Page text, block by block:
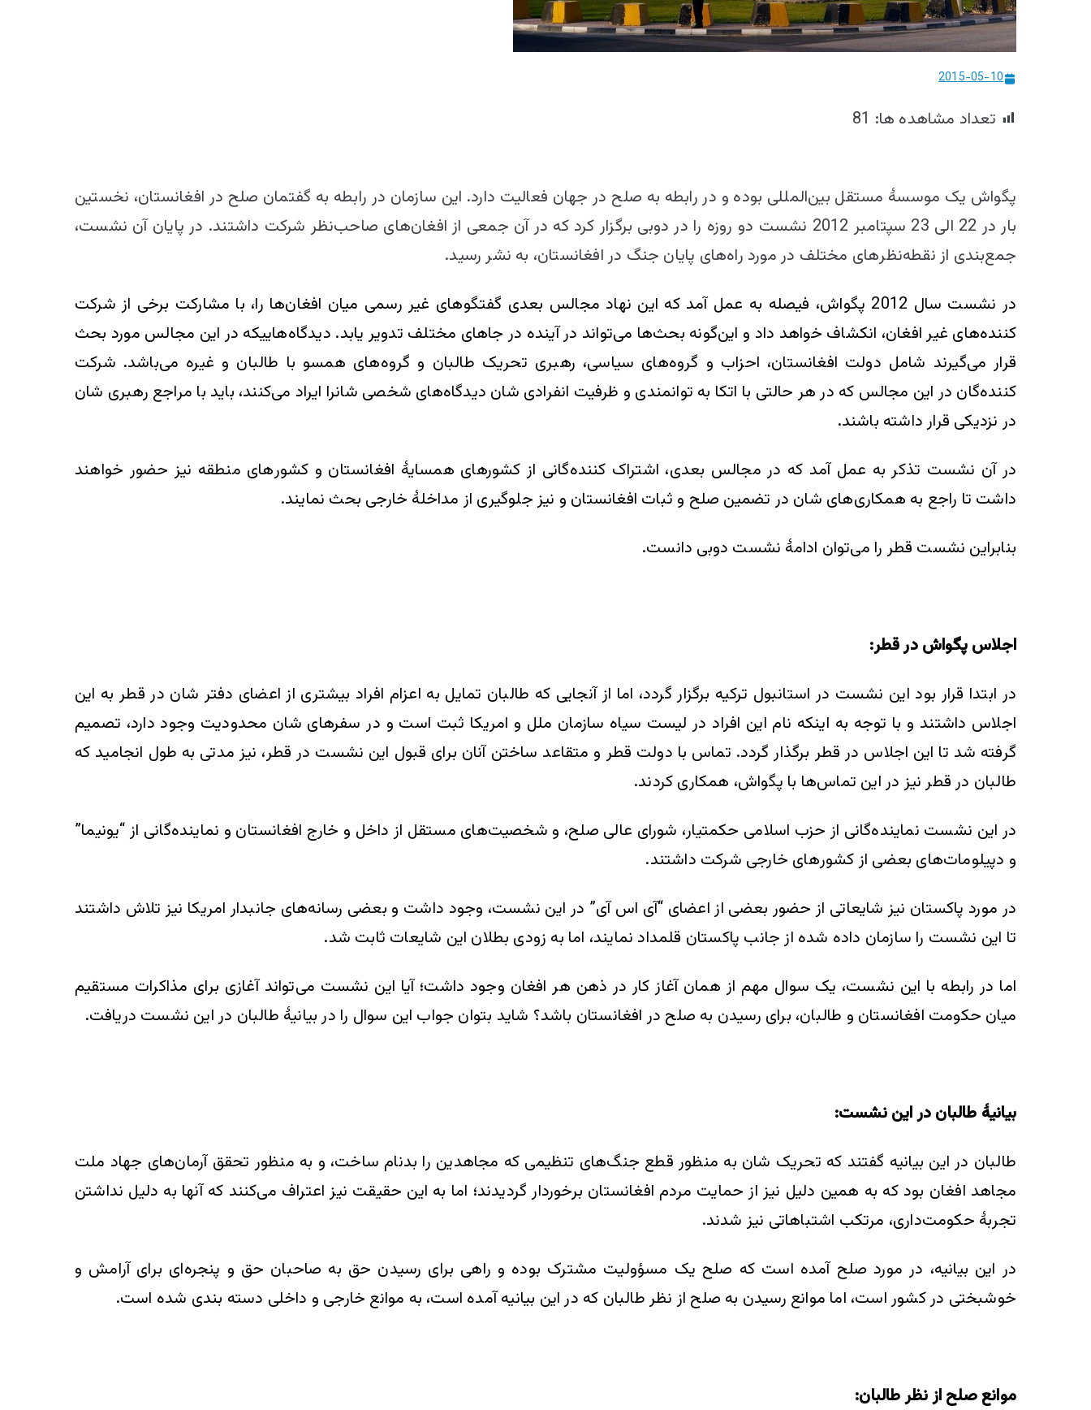
2015-05-10
تعداد مشاهده ها: 81
پگواش یک موسسۀ مستقل بین‌المللی بوده و در رابطه به صلح در جهان فعالیت دارد. این سازمان در رابطه به گفتمان صلح در افغانستان، نخستین
بار در 22 الی 23 سپتامبر 2012 نشست دو روزه را در دوبی برگزار کرد که در آن جمعی از افغان‌های صاحب‌نظر شرکت داشتند. در پایان آن نشست،
جمع‌بندی از نقطه‌نظر‌های مختلف در مورد راه‌های پایان جنگ در افغانستان، به نشر رسید.
در نشست سال 2012 پگواش، فیصله به عمل آمد که این نهاد مجالس بعدی گفتگو‌های غیر رسمی میان افغان‌ها را، با مشارکت برخی از شرکت
کننده‌های غیر افغان، انکشاف خواهد داد و این‌گونه بحث‌ها می‌تواند در آینده در جاهای مختلف تدویر یابد. دیدگاه‌هاییکه در این مجالس مورد بحث
قرار می‌گیرند شامل دولت افغانستان، احزاب و گروه‌های سیاسی، رهبری تحریک طالبان و گروه‌های همسو با طالبان و غیره می‌باشد. شرکت
کننده‌گان در این مجالس که در هر حالتی با اتکا به توانمندی و ظرفیت انفرادی شان دیدگاه‌های شخصی شانرا ایراد می‌کنند، باید با مراجع رهبری شان
در نزدیکی قرار داشته باشند.
در آن نشست تذکر به عمل آمد که در مجالس بعدی، اشتراک کننده‌گانی از کشورهای همسایۀ افغانستان و کشور‌های منطقه نیز حضور خواهند
داشت تا راجع به همکاری‌های شان در تضمین صلح و ثبات افغانستان و نیز جلوگیری از مداخلۀ خارجی بحث نمایند.
بنابراین نشست قطر را می‌توان ادامۀ نشست دوبی دانست.
اجلاس پگواش در قطر:
در ابتدا قرار بود این نشست در استانبول ترکیه برگزار گردد، اما از آنجایی که طالبان تمایل به اعزام افراد بیشتری از اعضای دفتر شان در قطر به این
اجلاس داشتند و با توجه به اینکه نام این افراد در لیست سیاه سازمان ملل و امریکا ثبت است و در سفرهای شان محدودیت وجود دارد، تصمیم
گرفته شد تا این اجلاس در قطر برگذار گردد. تماس با دولت قطر و متقاعد ساختن آنان برای قبول این نشست در قطر، نیز مدتی به طول انجامید که
طالبان در قطر نیز در این تماس‌ها با پگواش، همکاری کردند.
در این نشست نماینده‌گانی از حزب اسلامی حکمتیار، شورای عالی صلح، و شخصیت‌های مستقل از داخل و خارج افغانستان و نماینده‌گانی از “یونیما”
و دپیلومات‌های بعضی از کشور‌های خارجی شرکت داشتند.
در مورد پاکستان نیز شایعاتی از حضور بعضی از اعضای “آی اس آی” در این نشست، وجود داشت و بعضی رسانه‌های جانبدار امریکا نیز تلاش داشتند
تا این نشست را سازمان داده شده از جانب پاکستان قلمداد نمایند، اما به زودی بطلان این شایعات ثابت شد.
اما در رابطه با این نشست، یک سوال مهم از همان آغاز کار در ذهن هر افغان وجود داشت؛ آیا این نشست می‌تواند آغازی برای مذاکرات مستقیم
میان حکومت افغانستان و طالبان، برای رسیدن به صلح در افغانستان باشد؟ شاید بتوان جواب این سوال را در بیانیۀ طالبان در این نشست دریافت.
بیانیۀ طالبان در این نشست:
طالبان در این بیانیه گفتند که تحریک شان به منظور قطع جنگ‌های تنظیمی که مجاهدین را بدنام ساخت، و به منظور تحقق آرمان‌های جهاد ملت
مجاهد افغان بود که به همین دلیل نیز از حمایت مردم افغانستان برخوردار گردیدند؛ اما به این حقیقت نیز اعتراف می‌کنند که آنها به دلیل نداشتن
تجربۀ حکومت‌داری، مرتکب اشتباهاتی نیز شدند.
در این بیانیه، در مورد صلح آمده است که صلح یک مسؤولیت مشترک بوده و راهی برای رسیدن حق به صاحبان حق و پنجره‌ای برای آرامش و
خوشبختی در کشور است، اما موانع رسیدن به صلح از نظر طالبان که در این بیانیه آمده است، به موانع خارجی و داخلی دسته بندی شده است.
موانع صلح از نظر طالبان: